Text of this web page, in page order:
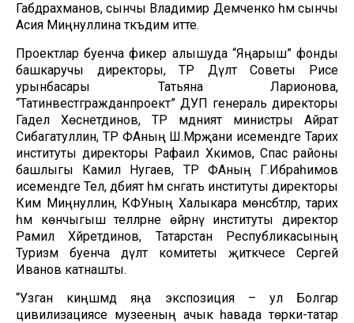
Габдрахманов, сынчы Владимир Демченко һәм сынчы
Асия Миңнуллина тәкъдим итте.
Проектлар буенча фикер алышуда “Яңарыш” фонды
башкаручы директоры, ТР Дәүләт Советы Рәисе
урынбасары Татьяна Ларионова,
“Татинвестгражданпроект” ДУП генераль директоры
Гадел Хөснетдинов, ТР мәдәният министры Айрат
Сибагатуллин, ТР ФАның Ш.Мәрҗани исемендәге Тарих
институты директоры Рафаил Хәкимов, Спас районы
башлыгы Камил Нугаев, ТР ФАның Г.Ибраһимов
исемендәге Тел, әдәбият һәм сәнгать институты директоры
Ким Миңнуллин, КФУның Халыкара мөнәсәбәтләр, тарих
һәм көнчыгыш телләрне өйрәнү институты директор
Рамил Хәйретдинов, Татарстан Республикасының
Туризм буенча дәүләт комитеты җитәкчесе Сергей
Иванов катнашты.
“Узган киңәшмәдә яңа экспозиция – ул Болгар
цивилизациясе музееның ачык һавада төрки-татар